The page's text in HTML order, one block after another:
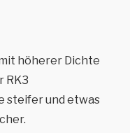
höherer Dichte
RK3
steifer und etwas